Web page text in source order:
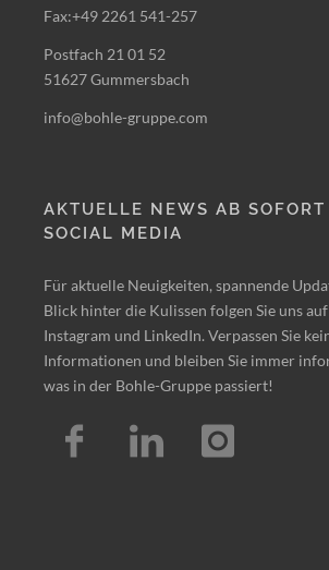
Fax:+49 2261 541-257
Postfach 21 01 52
51627 Gummersbach
info@bohle-gruppe.com
AKTUELLE NEWS AB SOFORT
SOCIAL MEDIA
Für aktuelle Neuigkeiten, spannende
Blick hinter die Kulissen folgen Sie uns
Instagram und LinkedIn. Verpassen Sie
Informationen und bleiben Sie immer
was in der Bohle-Gruppe passiert!